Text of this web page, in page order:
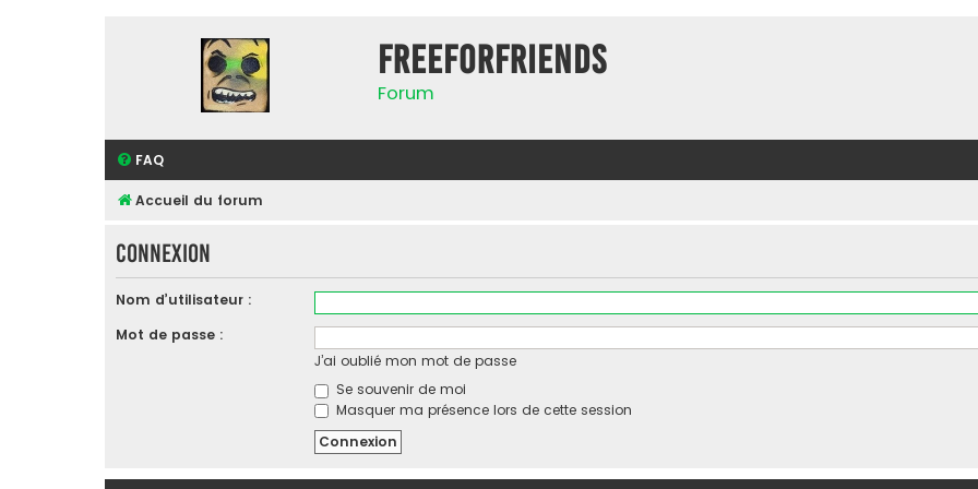
FreeForFriends
Forum
FAQ
Accueil du forum
Connexion
Nom d’utilisateur :
Mot de passe :
J’ai oublié mon mot de passe
Se souvenir de moi
Masquer ma présence lors de cette session